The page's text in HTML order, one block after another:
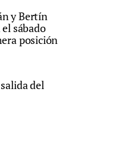
y Bertín
sábado
posición
del